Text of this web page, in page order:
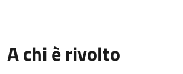
A chi è rivolto